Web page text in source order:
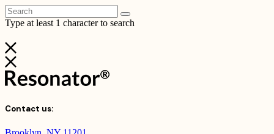
Type at least 1 character to search
Contact us: